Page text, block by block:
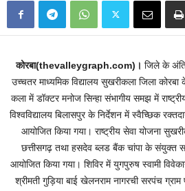
कोरबा(thevalleygraph.com)। जिले के
उच्चतर माध्यमिक विद्यालय सुखरीकला जिला कोरबा
कला में डॉक्टर मनोज सिन्हा संभागीय समझ में
विश्वविद्यालय बिलासपुर के निर्देशन में स्वैच्छिक
आयोजित किया गया। राष्ट्रीय सेवा योजना
छत्तीसगढ़ तथा हसदेव ब्लड बैंक चांपा के संयुक्त
आयोजित किया गया। शिविर में युगपुरुष स्वामी
श्रीमती गुड़िया बाई खेलनराम नागरची सरपंच